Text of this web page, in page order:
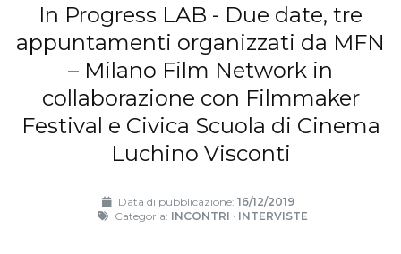
In Progress LAB - Due date, tre
appuntamenti organizzati da MFN
– Milano Film Network in
collaborazione con Filmmaker
Festival e Civica Scuola di Cinema
Luchino Visconti
Data di pubblicazione:16/12/2019
Categoria: INCONTRI · INTERVISTE